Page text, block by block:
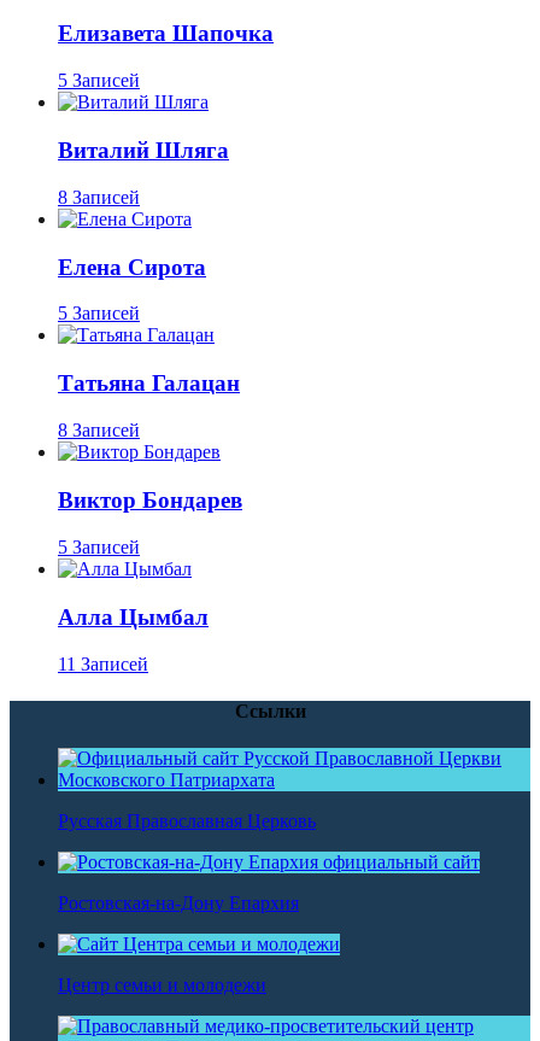
Елизавета Шапочка
5 Записей
Виталий Шляга
8 Записей
Елена Сирота
5 Записей
Татьяна Галацан
8 Записей
Виктор Бондарев
5 Записей
Алла Цымбал
11 Записей
Ссылки
Русская Православная Церковь
Ростовская-на-Дону Епархия
Центр семьи и молодежи